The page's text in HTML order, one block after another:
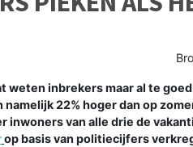
weten inbrekers maar al te
22% hoger dan op
inwoners van alle drie de
op basis van politiecijfers